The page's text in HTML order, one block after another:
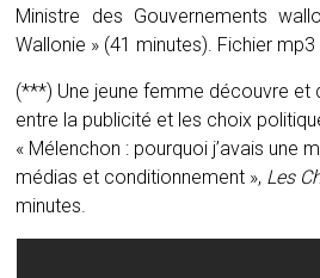
Ministre des Gouvernements
Wallonie » (41 minutes). Fichier mp3
(***) Une jeune femme découvre et
entre la publicité et les choix
« Mélenchon : pourquoi j’avais une
médias et conditionnement », Les
minutes.